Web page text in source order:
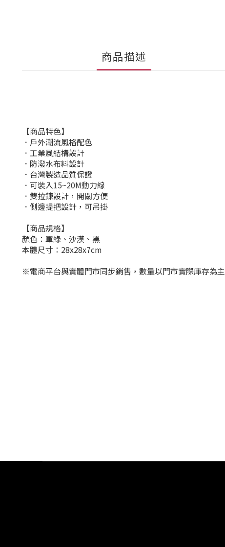
商品描述
【商品特色】
．戶外潮流風格配色
．工業風結構設計
．防潑水布料設計
．台灣製造品質保證
．可裝入15~20M動力線
．雙拉鍊設計，開關方便
．側邊提把設計，可吊掛
【商品規格】
顏色：軍綠、沙漠、黑
本體尺寸：28x28x7cm
※電商平台與實體門市同步銷售，數量以門市實際庫存為主